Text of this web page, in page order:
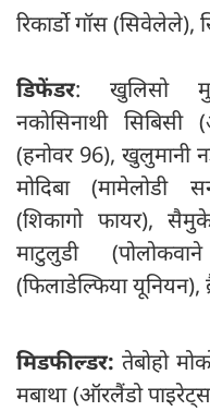
रिकार्डो गॉस
डिफेंडर: खुलिसो
नकोसिनाथी
(हनोवर 96), खुलुमानी
मोदिबा (मामेलोडी
(शिकागो फायर),
माटुलुडी
(फिलाडेल्फिया यूनियन),
मिडफील्डर: तेबोहो
मबाथा (ऑरलैंडो